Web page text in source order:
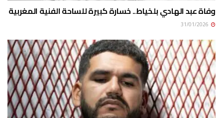
وفاة عبد الهادي بلخياط.. خسارة كبيرة للساحة الفنية المغربية